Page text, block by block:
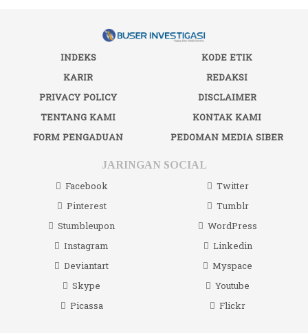
INDEKS
KODE ETIK
KARIR
REDAKSI
PRIVACY POLICY
DISCLAIMER
TENTANG KAMI
KONTAK KAMI
FORM PENGADUAN
PEDOMAN MEDIA SIBER
JARINGAN SOCIAL
Facebook
Twitter
Pinterest
Tumblr
Stumbleupon
WordPress
Instagram
Linkedin
Deviantart
Myspace
Skype
Youtube
Picassa
Flickr